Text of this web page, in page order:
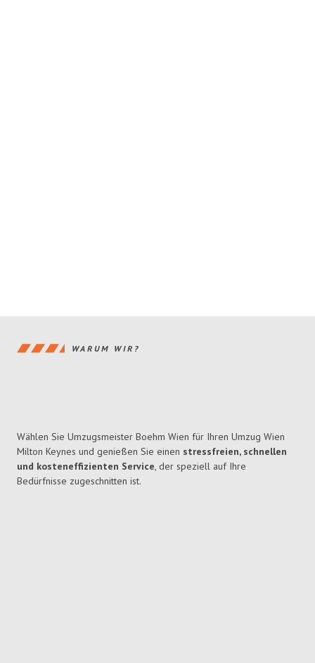
WARUM WIR?
Wählen Sie Umzugsmeister Boehm Wien für Ihren Umzug Wien
Milton Keynes und genießen Sie einen stressfreien, schnellen
und kosteneffizienten Service, der speziell auf Ihre
Bedürfnisse zugeschnitten ist.